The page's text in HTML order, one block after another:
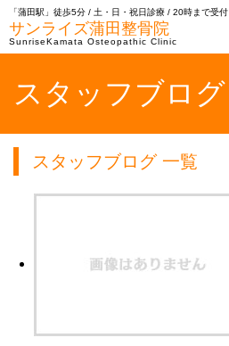
「蒲田駅」徒歩5分 / 土・日・祝日診療 / 20時まで受付
サンライズ蒲田整骨院
SunriseKamata Osteopathic Clinic
スタッフブログ
スタッフブログ 一覧